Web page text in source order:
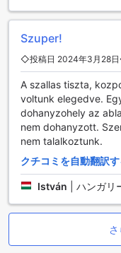
また、ダイニング施
人や家族と共に楽し
心地よいインテリア
迎えし、特別なひと
い出となることでし
エデンセンターホー
エデンセンターホー
意されており、旅行
供しています。デラ
広さで、落ち着いた
力です。一方、デラ
とができます。さら
ルの広さを持ち、よ
Szuper!
◇投稿日 2024年3月28
A szallas tiszta,
voltunk elegedve.
dohanyzohely az
nem dohanyzott.
nem talalkoztunk.
クチコミを自動翻訳す
István ハンガリ